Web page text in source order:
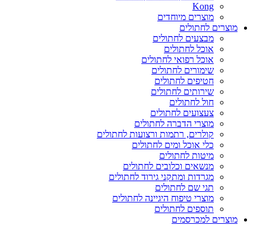
Kong
מוצרים מיוחדים
מוצרים לחתולים
מבצעים לחתולים
אוכל לחתולים
אוכל רפואי לחתולים
שימורים לחתולים
חטיפים לחתולים
שירותים לחתולים
חול לחתולים
צעצועים לחתולים
מוצרי הדברה לחתולים
קולרים, רתמות ורצועות לחתולים
כלי אוכל ומים לחתולים
מיטות לחתולים
מנשאים וכלובים לחתולים
מגרדות ומתקני גירוד לחתולים
תגי שם לחתולים
מוצרי טיפוח היגיינה לחתולים
תוספים לחתולים
מוצרים למכרסמים